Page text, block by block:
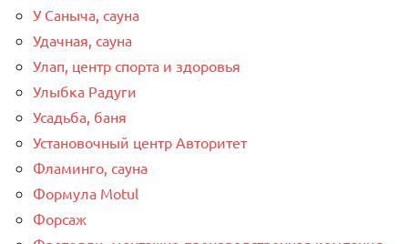
У Саныча, сауна
Удачная, сауна
Улап, центр спорта и здоровья
Улыбка Радуги
Усадьба, баня
Установочный центр Авторитет
Фламинго, сауна
Формула Motul
Форсаж